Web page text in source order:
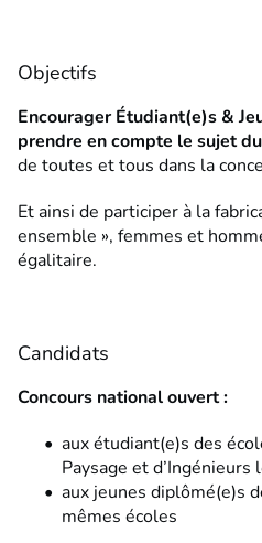
Objectifs
Encourager Étudiant(e)s &
prendre en compte le sujet
de toutes et tous dans la
Et ainsi de participer à la
ensemble », femmes et
égalitaire.
Candidats
Concours national ouvert :
aux étudiant(e)s des
Paysage et d’Ingénieurs
aux jeunes diplômé(e)s
mêmes écoles